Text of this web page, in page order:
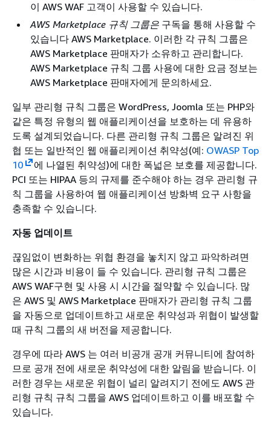
이 AWS WAF 고객이 사용할 수 있습니다.
AWS Marketplace 규칙 그룹은 구독을 통해 사용할 수
있습니다 AWS Marketplace. 이러한 각 규칙 그룹은
AWS Marketplace 판매자가 소유하고 관리합니다.
AWS Marketplace 규칙 그룹 사용에 대한 요금 정보는
AWS Marketplace 판매자에게 문의하세요.
일부 관리형 규칙 그룹은 WordPress, Joomla 또는 PHP와
같은 특정 유형의 웹 애플리케이션을 보호하는 데 유용하
도록 설계되었습니다. 다른 관리형 규칙 그룹은 알려진 위
협 또는 일반적인 웹 애플리케이션 취약성(예: OWASP Top
10
에 나열된 취약성)에 대한 폭넓은 보호를 제공합니다.
PCI 또는 HIPAA 등의 규제를 준수해야 하는 경우 관리형 규
칙 그룹을 사용하여 웹 애플리케이션 방화벽 요구 사항을
충족할 수 있습니다.
자동 업데이트
끊임없이 변화하는 위협 환경을 놓치지 않고 파악하려면
많은 시간과 비용이 들 수 있습니다. 관리형 규칙 그룹은
AWS WAF구현 및 사용 시 시간을 절약할 수 있습니다. 많
은 AWS 및 AWS Marketplace 판매자가 관리형 규칙 그룹
을 자동으로 업데이트하고 새로운 취약성과 위협이 발생할
때 규칙 그룹의 새 버전을 제공합니다.
경우에 따라 AWS 는 여러 비공개 공개 커뮤니티에 참여하
므로 공개 전에 새로운 취약성에 대한 알림을 받습니다. 이
러한 경우는 새로운 위협이 널리 알려지기 전에도 AWS 관
리형 규칙 규칙 그룹을 AWS 업데이트하고 이를 배포할 수
있습니다.